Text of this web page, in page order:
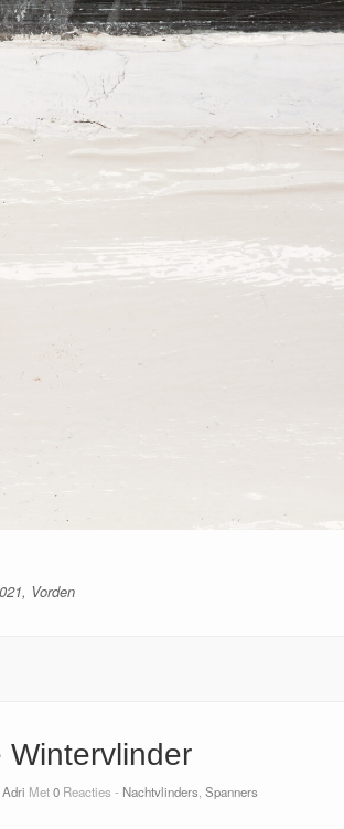
Vorden
Wintervlinder
Adri Met0 Reacties - Nachtvlinders Spanners